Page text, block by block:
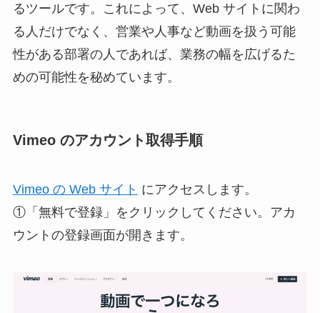
るツールです。これによって、Web サイトに関わ
る人だけでなく、営業や人事など動画を扱う可能
性がある部署の人であれば、業務の幅を広げるた
めの可能性を秘めています。
Vimeo のアカウント取得手順
Vimeo の Web サイト にアクセスします。
①「無料で登録」をクリックしてください。アカ
ウントの登録画面が開きます。